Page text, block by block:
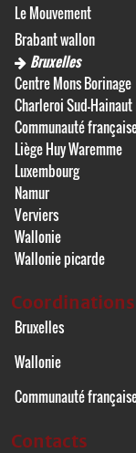
Le Mouvement
Brabant wallon
Bruxelles
Centre Mons Borinage
Charleroi Sud-Hainaut
Communauté
Liège Huy Waremme
Luxembourg
Namur
Verviers
Wallonie
Wallonie picarde
Coordinations
Bruxelles
Wallonie
Communauté
Contacts